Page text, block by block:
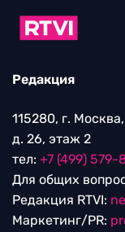
Редакция
115280, г.
д. 26, этаж 2
тел: +7 (499) 579-
Для общих
Редакция RTVI:
Маркетинг/PR: